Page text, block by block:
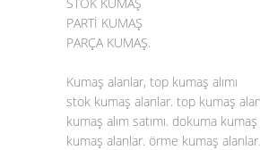
PARTİ KUMAŞ
PARÇA KUMAŞ.
Kumaş alanlar, top kumaş alımı
stok kumaş alanlar. top kumaş
kumaş alım satımı. dokuma
kumaş alanlar. örme kumaş